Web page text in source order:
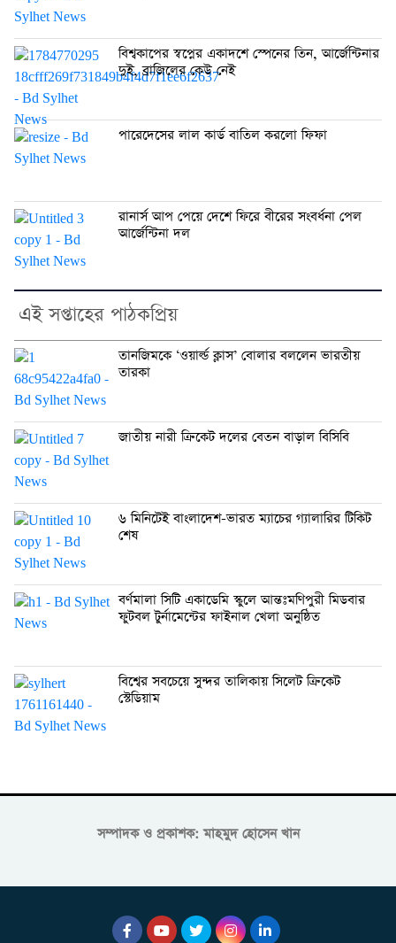
বিশ্বকাপের স্বপ্নের একাদশে স্পেনের তিন, আর্জেন্টিনার
দুই, ব্রাজিলের কেউ নেই
পারেদেসের লাল কার্ড বাতিল করলো ফিফা
রানার্স আপ পেয়ে দেশে ফিরে বীরের সংবর্ধনা পেল
আর্জেন্টিনা দল
এই সপ্তাহের পাঠকপ্রিয়
তানজিমকে ‘ওয়ার্ল্ড ক্লাস’ বোলার বললেন ভারতীয়
তারকা
জাতীয় নারী ক্রিকেট দলের বেতন বাড়াল বিসিবি
৬ মিনিটেই বাংলাদেশ-ভারত ম্যাচের গ্যালারির টিকিট
শেষ
বর্ণমালা সিটি একাডেমি স্কুলে আন্তঃমণিপুরী মিডবার
ফুটবল টুর্নামেন্টের ফাইনাল খেলা অনুষ্ঠিত
বিশ্বের সবচেয়ে সুন্দর তালিকায় সিলেট ক্রিকেট
স্টেডিয়াম
সম্পাদক ও প্রকাশক: মাহমুদ হোসেন খান